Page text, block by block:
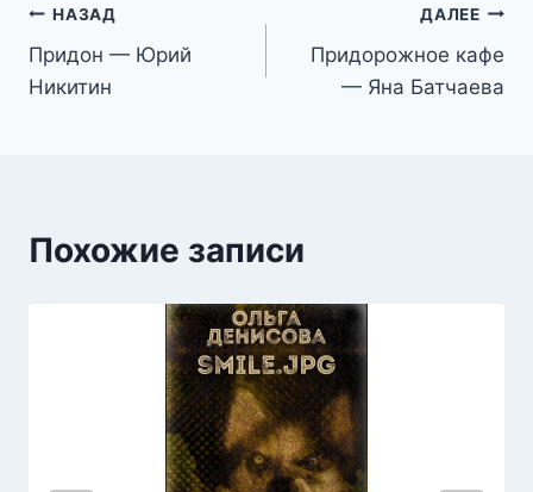
Навигация
по
НАЗАД
Придон — Юрий
Никитин
ДАЛЕЕ
Придорожное кафе
— Яна Батчаева
Похожие записи